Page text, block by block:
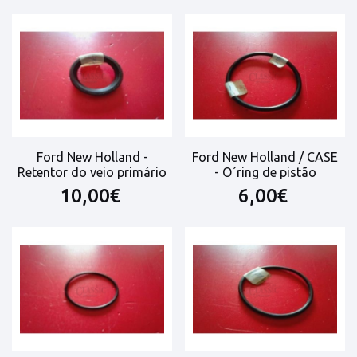
Ford New Holland -
Retentor do veio primário
10,00€
Ford New Holland / CASE
- O´ring de pistão
6,00€